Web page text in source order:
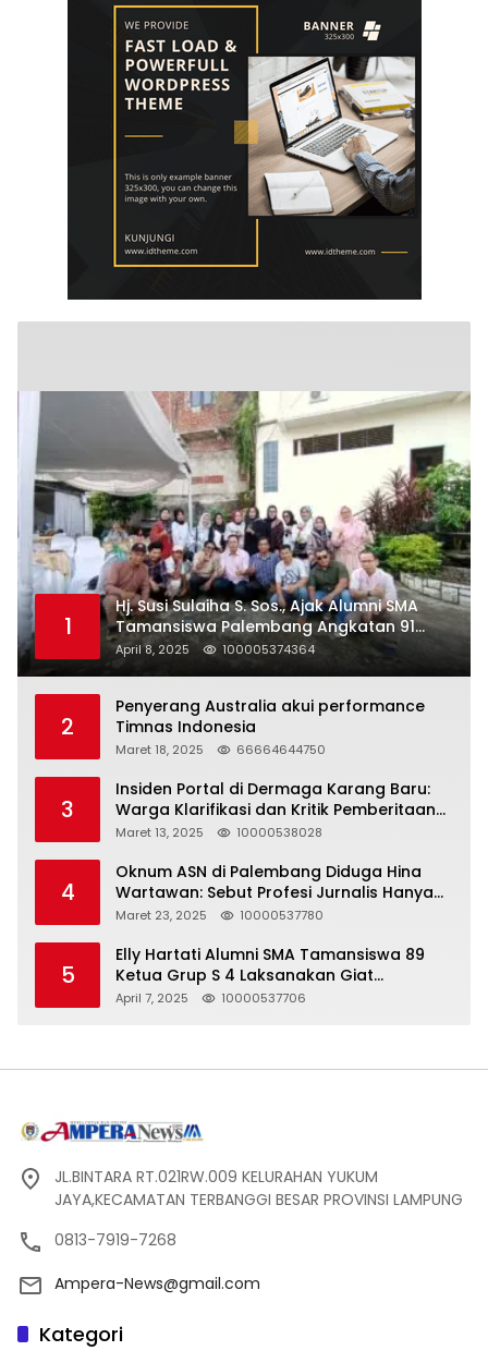
1
Hj. Susi Sulaiha S. Sos., Ajak Alumni SMA
Tamansiswa Palembang Angkatan 91
Halal Bihalal
April 8, 2025 100005374364
2
Penyerang Australia akui performance
Timnas Indonesia
Maret 18, 2025 66664644750
3
Insiden Portal di Dermaga Karang Baru:
Warga Klarifikasi dan Kritik Pemberitaan
yang Tidak Akurat
Maret 13, 2025 10000538028
4
Oknum ASN di Palembang Diduga Hina
Wartawan: Sebut Profesi Jurnalis Hanya
Seharga 2 Liter Bensin, Berujung Dugaan
Maret 23, 2025 10000537780
5
Elly Hartati Alumni SMA Tamansiswa 89
Ketua Grup S 4 Laksanakan Giat
Silaturahmi
April 7, 2025 10000537706
JL.BINTARA RT.021RW.009 KELURAHAN YUKUM
JAYA,KECAMATAN TERBANGGI BESAR PROVINSI LAMPUNG
0813-7919-7268
Ampera-News@gmail.com
Kategori